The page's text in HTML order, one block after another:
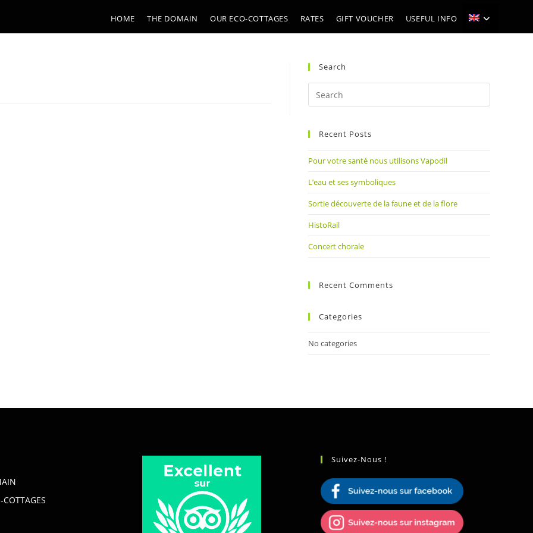
HOME THE DOMAIN OUR ECO-COTTAGES RATES GIFT VOUCHER USEFUL INFO
Search
Escape
Recent Posts
Pour votre santé nous utilisons Vapodil
L’eau et ses symboliques
Sortie découverte de la faune et de la flore
HistoRail
Concert chorale
Recent Comments
Categories
No categories
Suivez-Nous !